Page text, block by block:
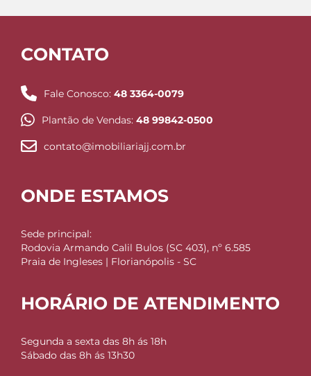
CONTATO
Fale Conosco: 48 3364-0079
Plantão de Vendas: 48 99842-0500
contato@imobiliariajj.com.br
ONDE ESTAMOS
Sede principal:
Rodovia Armando Calil Bulos (SC 403), nº 6.585
Praia de Ingleses | Florianópolis - SC
HORÁRIO DE ATENDIMENTO
Segunda a sexta das 8h ás 18h
Sábado das 8h ás 13h30